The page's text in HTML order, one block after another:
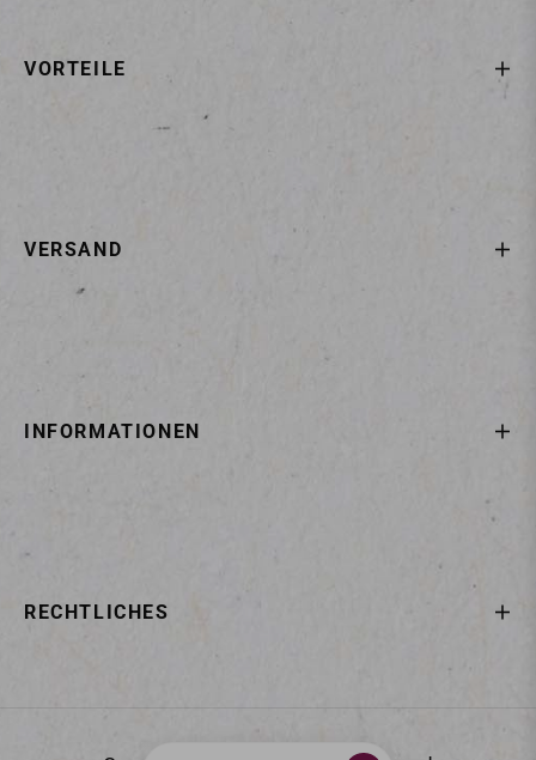
VORTEILE
VERSAND
INFORMATIONEN
RECHTLICHES